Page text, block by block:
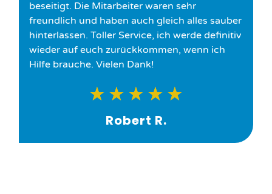
beseitigt. Die Mitarbeiter waren sehr
freundlich und haben auch gleich alles sauber
hinterlassen. Toller Service, ich werde definitiv
wieder auf euch zurückkommen, wenn ich
Hilfe brauche. Vielen Dank!
★ ★ ★ ★ ★
Robert R.